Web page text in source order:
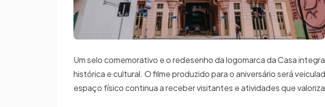
Um selo comemorativo e o redesenho da logomarca da Casa
histórica e cultural. O filme produzido para o aniversário será
espaço físico continua a receber visitantes e atividades que